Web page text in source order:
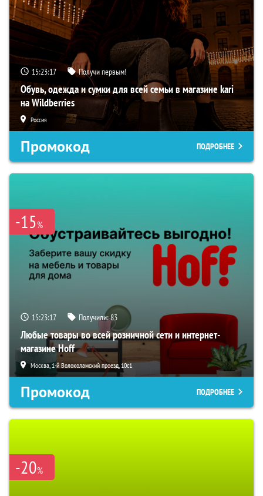
15:23:16 Получи первым!
Обувь, одежда и сумки для всей семьи в магазине kari
на Wildberries
Россия
Промокод ПОДРОБНЕЕ
-15%
15:23:16 Получили:83
Любые товары во всей розничной сети и интернет-
магазине Hoff
Москва, 1-й Волоколамский проезд, 10с1
Промокод ПОДРОБНЕЕ
-20%